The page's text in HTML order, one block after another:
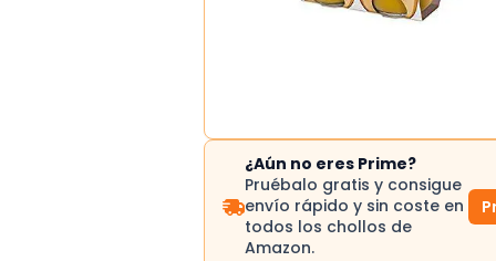
¿Aún no eres Prime?
Pruébalo gratis y consigue
envío rápido y sin coste en
todos los chollos de
Amazon.